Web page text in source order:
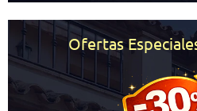
Ofertas